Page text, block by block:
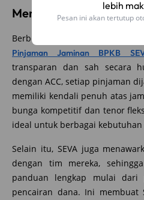
Mengapa SEVA Jadi
Berbeda dengan mencoba
Pinjaman Jaminan BPKB
transparan dan sah secara
dengan ACC, setiap pinjaman
memiliki kendali penuh atas
bunga kompetitif dan tenor
ideal untuk berbagai
Selain itu, SEVA juga
dengan tim mereka,
panduan lengkap mulai dari
pencairan dana. Ini membuat